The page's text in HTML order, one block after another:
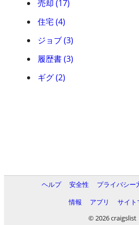
売却 (17)
住宅 (4)
ジョブ (3)
履歴書 (3)
ギグ (2)
ヘルプ 安全性 プライバシー
情報
アプリ
サイト
© 2026 craigslist